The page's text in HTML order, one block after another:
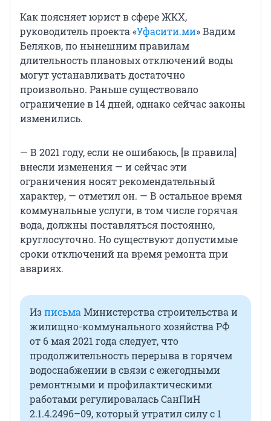
Как поясняет юрист в сфере ЖКХ,
руководитель проекта «Уфасити.ми» Вадим
Беляков, по нынешним правилам
длительность плановых отключений воды
могут устанавливать достаточно
произвольно. Раньше существовало
ограничение в 14 дней, однако сейчас законы
изменились.
— В 2021 году, если не ошибаюсь, [в правила]
внесли изменения — и сейчас эти
ограничения носят рекомендательный
характер, — отметил он. — В остальное время
коммунальные услуги, в том числе горячая
вода, должны поставляться постоянно,
круглосуточно. Но существуют допустимые
сроки отключений на время ремонта при
авариях.
ИзписьмаМинистерства строительства и
жилищно-коммунального хозяйства РФ
от 6 мая 2021 года следует, что
продолжительность перерыва в горячем
водоснабжении в связи с ежегодными
ремонтными и профилактическими
работами регулировалась СанПиН
2.1.4.2496–09, который утратил силу с 1